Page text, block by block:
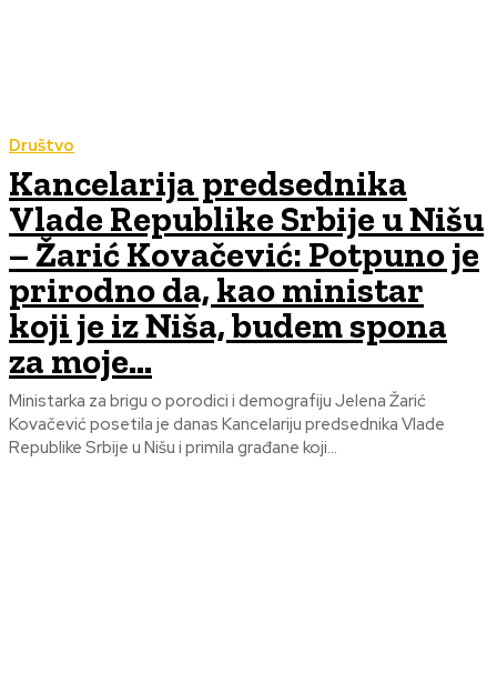
Društvo
Kancelarija predsednika
Vlade Republike Srbije u Nišu
– Žarić Kovačević: Potpuno je
prirodno da, kao ministar
koji je iz Niša, budem spona
za moje...
Ministarka za brigu o porodici i demografiju Jelena Žarić
Kovačević posetila je danas Kancelariju predsednika Vlade
Republike Srbije u Nišu i primila građane koji...